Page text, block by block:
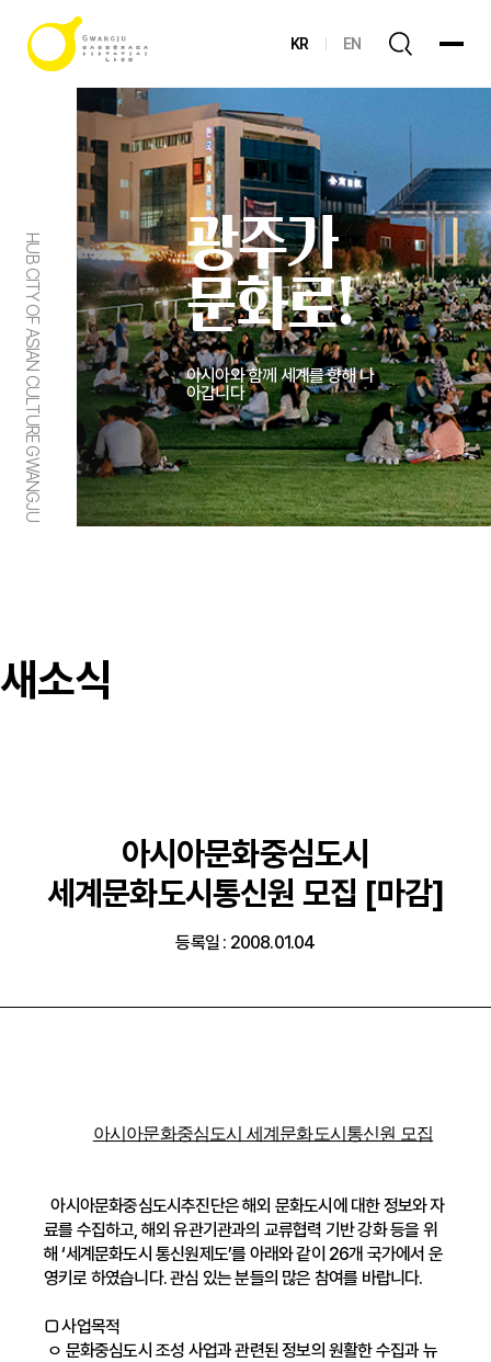
KR EN
HUB CITY OF ASIAN CULTURE GWANGJU
광주가
문화로!
아시아와 함께 세계를 향해 나
아갑니다
새소식
아시아문화중심도시
세계문화도시통신원 모집 [마감]
등록일 : 2008.01.04
아시아문화중심도시 세계문화도시통신원 모집
아시아문화중심도시추진단은 해외 문화도시에 대한 정보와 자
료를 수집하고, 해외 유관기관과의 교류협력 기반 강화 등을 위
해 ‘세계문화도시 통신원제도’를 아래와 같이 26개 국가에서 운
영키로 하였습니다. 관심 있는 분들의 많은 참여를 바랍니다.
□ 사업목적
ㅇ 문화중심도시 조성 사업과 관련된 정보의 원활한 수집과 뉴